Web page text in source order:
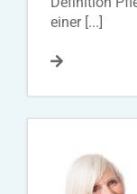
einer [...]